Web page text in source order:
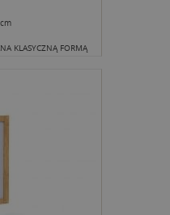
KLASYCZNĄ FORMĄ